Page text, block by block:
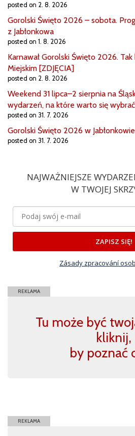
posted on 2. 8. 2026
Gorolski Święto 2026 – sobota.
z Jabłonkowa
posted on 1. 8. 2026
Karnawał Gorolski Święto 2026.
Miejskim [ZDJĘCIA]
posted on 2. 8. 2026
Weekend 31 lipca–2 sierpnia na
wydarzeń, na które warto się wybrać
posted on 31. 7. 2026
Gorolski Święto 2026 w
posted on 31. 7. 2026
NAJWAŻNIEJSZE
W TWOJEJ
ZAPISZ SIĘ!
Zásady zpracování
REKLAMA
Tu może być
kliknij,
by poznać
REKLAMA